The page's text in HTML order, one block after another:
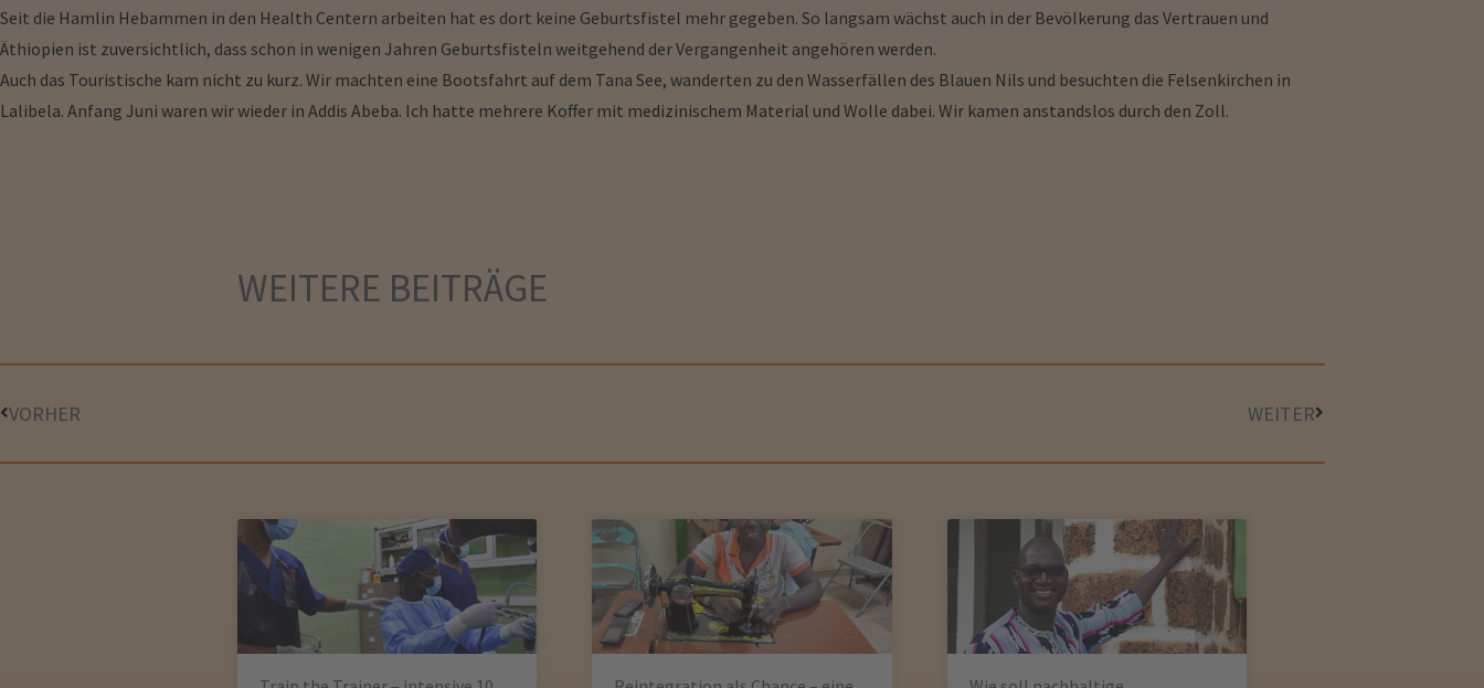
Seit die Hamlin Hebammen in den Health Centern arbeiten hat es dort keine Geburtsfistel mehr gegeben. So langsam wächst auch in der Bevölkerung das Vertrauen und
Äthiopien ist zuversichtlich, dass schon in wenigen Jahren Geburtsfisteln weitgehend der Vergangenheit angehören werden.
Auch das Touristische kam nicht zu kurz. Wir machten eine Bootsfahrt auf dem Tana See, wanderten zu den Wasserfällen des Blauen Nils und besuchten die Felsenkirchen in
Lalibela. Anfang Juni waren wir wieder in Addis Abeba. Ich hatte mehrere Koffer mit medizinischem Material und Wolle dabei. Wir kamen anstandslos durch den Zoll.
WEITERE BEITRÄGE
VORHER WEITER